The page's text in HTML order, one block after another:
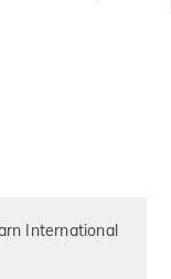
International